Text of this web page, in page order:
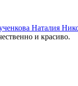
Наталия
и красиво.